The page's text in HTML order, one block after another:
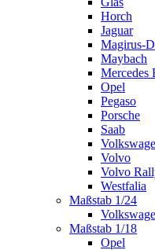
Horch
Jaguar
Magirus-
Maybach
Mercedes
Opel
Pegaso
Porsche
Saab
Volvo
Volvo
Westfalia
Maßstab 1/24
Maßstab 1/18
Opel